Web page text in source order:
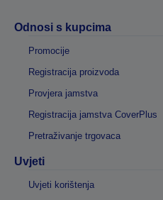
Odnosi s kupcima
Promocije
Registracija proizvoda
Provjera jamstva
Registracija jamstva CoverPlus
Pretraživanje trgovaca
Uvjeti
Uvjeti korištenja